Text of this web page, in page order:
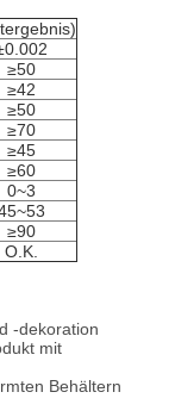
≥50
≥42
≥50
≥70
≥45
≥60
0~3
≥90
O.K.
-dekoration
mit
Behältern